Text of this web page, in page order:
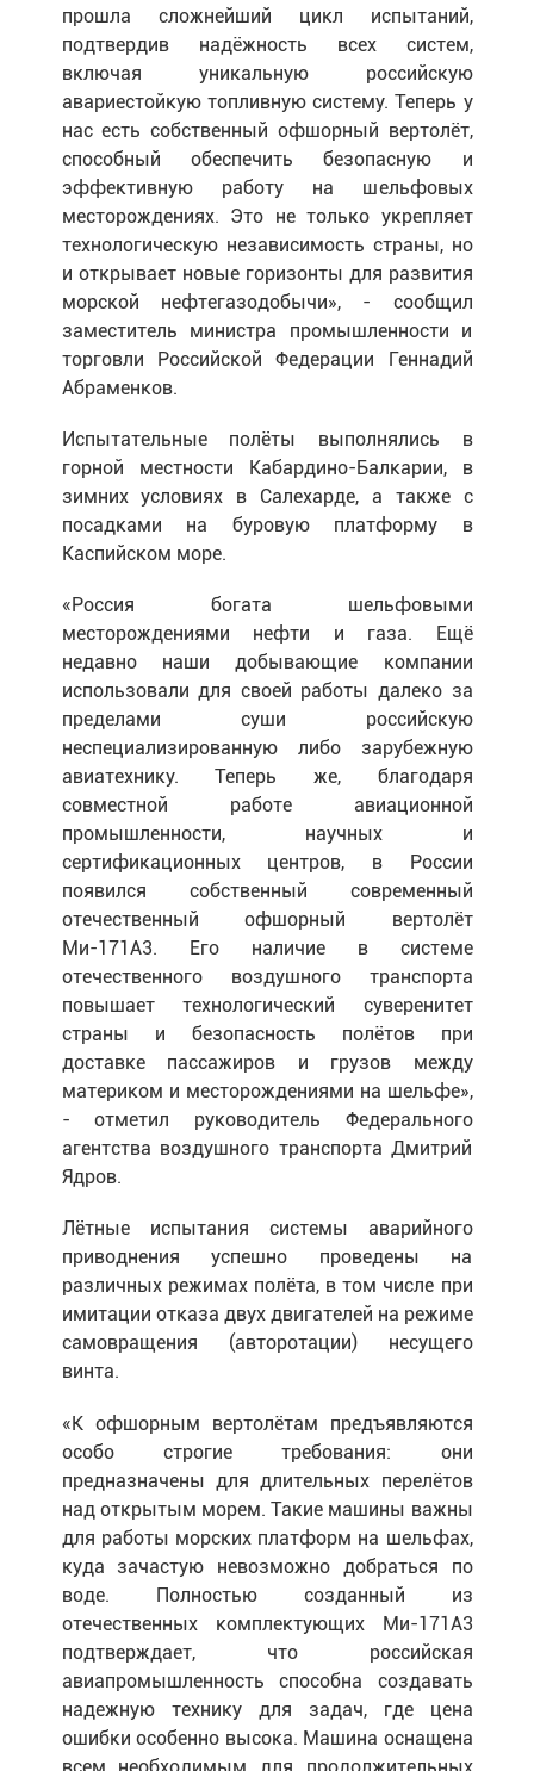
прошла сложнейший цикл испытаний,
подтвердив надёжность всех систем,
включая уникальную российскую
авариестойкую топливную систему. Теперь у
нас есть собственный офшорный вертолёт,
способный обеспечить безопасную и
эффективную работу на шельфовых
месторождениях. Это не только укрепляет
технологическую независимость страны, но
и открывает новые горизонты для развития
морской нефтегазодобычи», - сообщил
заместитель министра промышленности и
торговли Российской Федерации Геннадий
Абраменков.
Испытательные полёты выполнялись в
горной местности Кабардино-Балкарии, в
зимних условиях в Салехарде, а также с
посадками на буровую платформу в
Каспийском море.
«Россия богата шельфовыми
месторождениями нефти и газа. Ещё
недавно наши добывающие компании
использовали для своей работы далеко за
пределами суши российскую
неспециализированную либо зарубежную
авиатехнику. Теперь же, благодаря
совместной работе авиационной
промышленности, научных и
сертификационных центров, в России
появился собственный современный
отечественный офшорный вертолёт
Ми-171А3. Его наличие в системе
отечественного воздушного транспорта
повышает технологический суверенитет
страны и безопасность полётов при
доставке пассажиров и грузов между
материком и месторождениями на шельфе»,
- отметил руководитель Федерального
агентства воздушного транспорта Дмитрий
Ядров.
Лётные испытания системы аварийного
приводнения успешно проведены на
различных режимах полёта, в том числе при
имитации отказа двух двигателей на режиме
самовращения (авторотации) несущего
винта.
«К офшорным вертолётам предъявляются
особо строгие требования: они
предназначены для длительных перелётов
над открытым морем. Такие машины важны
для работы морских платформ на шельфах,
куда зачастую невозможно добраться по
воде. Полностью созданный из
отечественных комплектующих Ми-171А3
подтверждает, что российская
авиапромышленность способна создавать
надежную технику для задач, где цена
ошибки особенно высока. Машина оснащена
всем необходимым для продолжительных